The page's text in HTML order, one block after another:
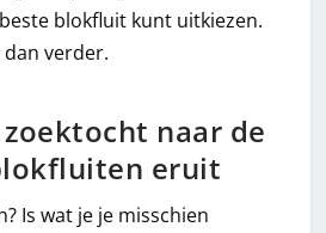
blokfluit kunt uitkiezen.
dan verder.
zoektocht naar de
eruit
Is wat je je misschien